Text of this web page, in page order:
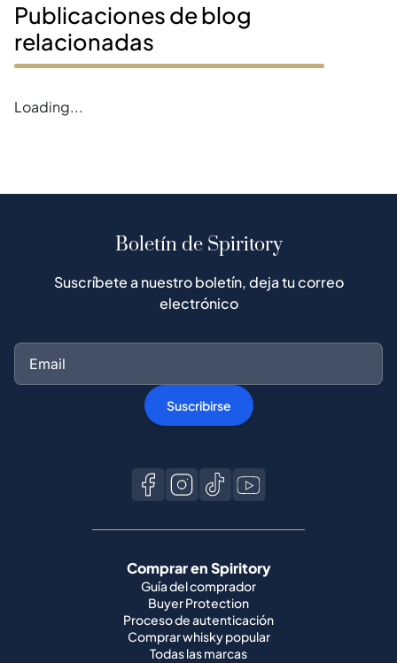
Publicaciones de blog
relacionadas
Loading...
Boletín de Spiritory
Suscríbete a nuestro boletín, deja tu correo
electrónico
Suscribirse
Comprar en Spiritory
Guía del comprador
Buyer Protection
Proceso de autenticación
Comprar whisky popular
Todas las marcas